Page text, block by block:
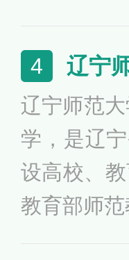
府，是被
国际盛誉”
4 辽宁
辽宁师范
学，是辽
设高校、
教育部师